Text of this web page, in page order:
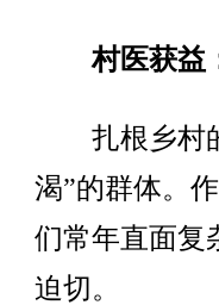
村医获益
扎根乡村的
渴”的群体。
们常年直面复
迫切。